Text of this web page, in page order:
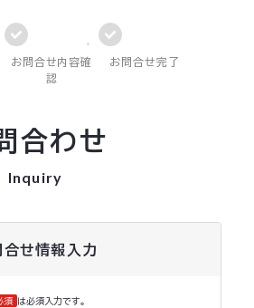
お問合せ内容確
認
お問合せ完了
合わせ
Inquiry
合せ情報入力
須 は必須入力です。